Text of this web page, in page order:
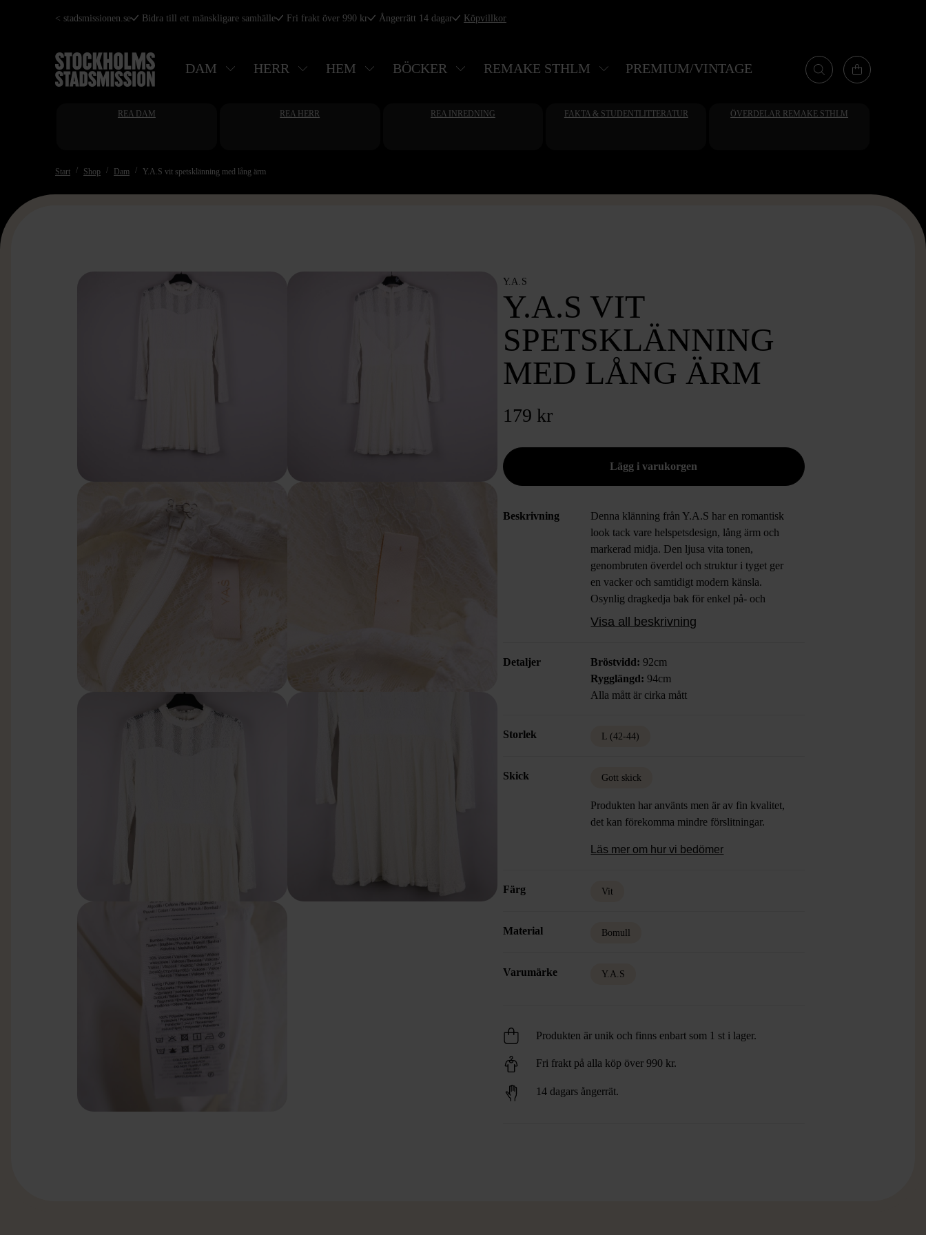
Hoppa
huvudinnehåll
< stadsmissionen.se Bidra till ett mänskligare samhälle Fri frakt över 990 kr Ångerrätt 14 dagar Köpvillkor
DAM HERR HEM BÖCKER REMAKE STHLM PREMIUM/VINTAGE
REA DAM REA HERR REA INREDNING FAKTA & STUDENTLITTERATUR ÖVERDELAR REMAKE STHLM
Start Shop Dam Y.A.S vit spetsklänning med lång ärm
Y.A.S
Y.A.S VIT
SPETSKLÄNNING
MED LÅNG ÄRM
179 kr
Beskrivning
Denna klänning från Y.A.S har en romantisk
look tack vare helspetsdesign, lång ärm och
markerad midja. Den ljusa vita tonen,
genombruten överdel och struktur i tyget ger
en vacker och samtidigt modern känsla.
Osynlig dragkedja bak för enkel på- och
avtagning. Lätt volym i kjolen och mjuk
passform för bekväm känsla hela dagen.
Visa all beskrivning
Detaljer Bröstvidd: 92cm
Rygglängd:94cm
Alla mått är cirka mått
Storlek L (42-44)
Skick Gott skick
Produkten har använts men är av fin kvalitet,
det kan förekomma mindre förslitningar.
Läs mer om hur vi bedömer
Färg Vit
Material Bomull
Varumärke Y.A.S
Produkten är unik och finns enbart som 1 st i lager.
Fri frakt på alla köp över 990 kr.
14 dagars ångerrät.